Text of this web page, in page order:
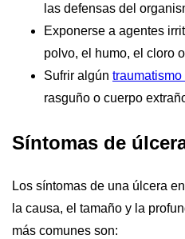
las defensas del
Exponerse a agentes
polvo, el humo, el cloro
Sufrir algún traumatismo
rasguño o cuerpo
Síntomas de
Los síntomas de una úlcera
la causa, el tamaño y la
más comunes son: